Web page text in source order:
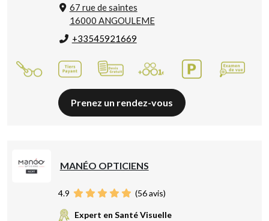
67 rue de saintes
16000 ANGOULEME
+33545921669
Prenez un rendez-vous
MANÉO OPTICIENS
4.9 (56avis)
Expert en Santé Visuelle